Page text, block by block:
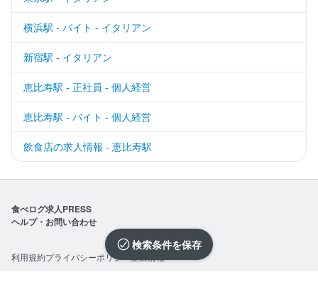
検索条件を保存
横浜駅 - バイト - イタリアン
新宿駅 - イタリアン
恵比寿駅 - 正社員 - 個人経営
恵比寿駅 - バイト - 個人経営
飲食店の求人情報 - 恵比寿駅
食べログ求人PRESS
ヘルプ・お問い合わせ
利用規約プライバシーポリシー